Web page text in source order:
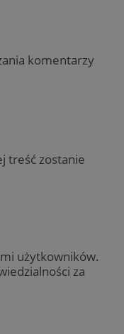
komentarzy
treść zostanie
użytkowników.
za